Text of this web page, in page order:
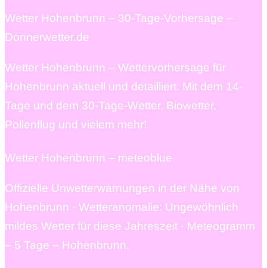
Wetter Hohenbrunn – 30-Tage-Vorhersage –
Donnerwetter.de
Wetter Hohenbrunn – Wettervorhersage für
Hohenbrunn aktuell und detailliert. Mit dem 14-
Tage und dem 30-Tage-Wetter, Biowetter,
Pollenflug und vielem mehr!
Wetter Hohenbrunn – meteoblue
Offizielle Unwetterwarnungen in der Nähe von
Hohenbrunn · Wetteranomalie: Ungewöhnlich
mildes Wetter für diese Jahreszeit · Meteogramm
– 5 Tage – Hohenbrunn.